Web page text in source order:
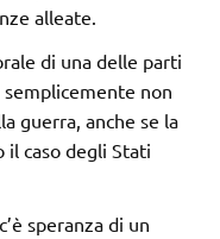
alleate.
di una delle parti
non
guerra, anche se la
caso degli Stati
speranza di un